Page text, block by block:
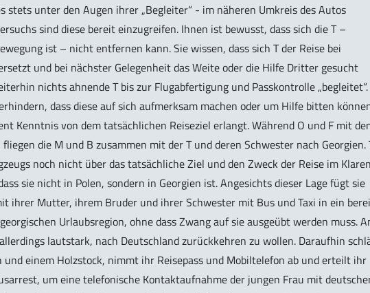
stets unter den Augen ihrer „Begleiter“ - im näheren Umkreis des Autos
sind diese bereit einzugreifen. Ihnen ist bewusst, dass sich die T –
ist – nicht entfernen kann. Sie wissen, dass sich T der Reise bei
und bei nächster Gelegenheit das Weite oder die Hilfe Dritter gesucht
nichts ahnende T bis zur Flugabfertigung und Passkontrolle „begleitet“.
dass diese auf sich aufmerksam machen oder um Hilfe bitten
Kenntnis von dem tatsächlichen Reiseziel erlangt. Während O und F mit
die M und B zusammen mit der T und deren Schwester nach Georgien.
noch nicht über das tatsächliche Ziel und den Zweck der Reise im
sie nicht in Polen, sondern in Georgien ist. Angesichts dieser Lage fügt sie
ihrer Mutter, ihrem Bruder und ihrer Schwester mit Bus und Taxi in ein
Urlaubsregion, ohne dass Zwang auf sie ausgeübt werden muss.
lautstark, nach Deutschland zurückkehren zu wollen. Daraufhin
und einem Holzstock, nimmt ihr Reisepass und Mobiltelefon ab und erteilt ihr
um eine telefonische Kontaktaufnahme der jungen Frau mit